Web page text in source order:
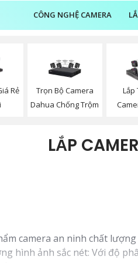
CÔNG NGHỆ CAMERA
Rẻ
Trọn Bộ Camera
Dahua Chống Trộm
Lắp
LẮP
camera an ninh chất
hình ảnh sắc nét: Với độ